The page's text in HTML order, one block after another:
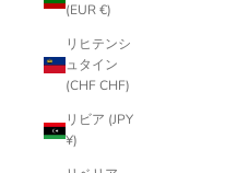
(EUR €)
リヒテンシ
ュタイン
(CHF CHF)
リビア (JPY
¥)